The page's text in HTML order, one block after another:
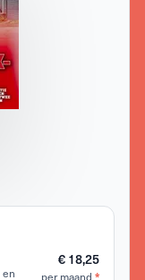
en
€ 18,25
per maand *